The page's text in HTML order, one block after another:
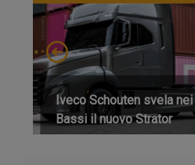
Iveco Schouten svela
Bassi il nuovo Strator